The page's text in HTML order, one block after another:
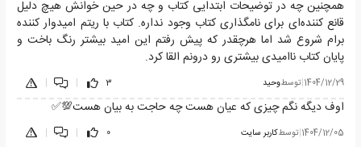
همچنین چه در توضیحات ابتدایی کتاب و چه در حین خوانش هیچ دلیل
قانع کننده‌ای برای نامگذاری کتاب وجود نداره. کتاب با ریتم امیدوار کننده
برام شروع شد اما هرچقدر که پیش رفتم این امید بیشتر رنگ باخت و
پایان کتاب ناامیدی بیشتری رو درونم القا کرد.
1404/12/29
|توسطوحید 3
|
|
اوف دیگه نگم چیزی که عیان هست چه حاجت به بیان هست💯✅️
1404/12/05
|توسطکاربر سایت 0
|
|